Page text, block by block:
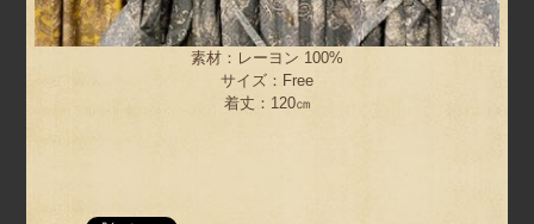
素材：レーヨン 100%
サイズ：Free
着丈：120㎝